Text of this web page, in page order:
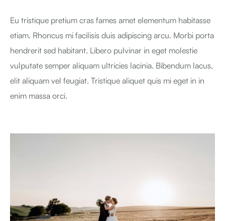
Eu tristique pretium cras fames amet elementum habitasse
etiam. Rhoncus mi facilisis duis adipiscing arcu. Morbi porta
hendrerit sed habitant. Libero pulvinar in eget molestie
vulputate semper aliquam ultricies lacinia. Bibendum lacus,
elit aliquam vel feugiat. Tristique aliquet quis mi eget in in
enim massa orci.